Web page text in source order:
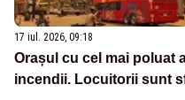
17 iul. 2026, 09:18
Orașul cu cel mai poluat
incendii. Locuitorii sunt